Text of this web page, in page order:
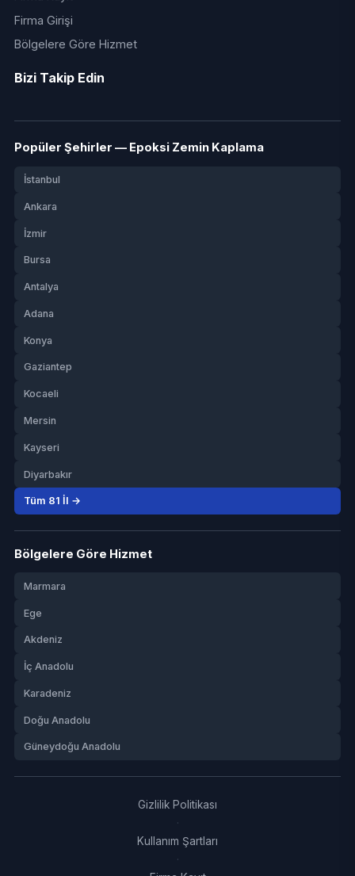
Firma Girişi
Bölgelere Göre Hizmet
Bizi Takip Edin
Popüler Şehirler — Epoksi Zemin Kaplama
İstanbul
Ankara
İzmir
Bursa
Antalya
Adana
Konya
Gaziantep
Kocaeli
Mersin
Kayseri
Diyarbakır
Tüm 81 İl →
Bölgelere Göre Hizmet
Marmara
Ege
Akdeniz
İç Anadolu
Karadeniz
Doğu Anadolu
Güneydoğu Anadolu
Gizlilik Politikası
·
Kullanım Şartları
·